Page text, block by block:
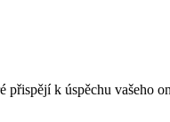
k úspěchu vašeho